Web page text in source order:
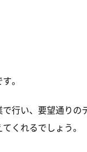
。
行い、要望通り
くれるでしょう。